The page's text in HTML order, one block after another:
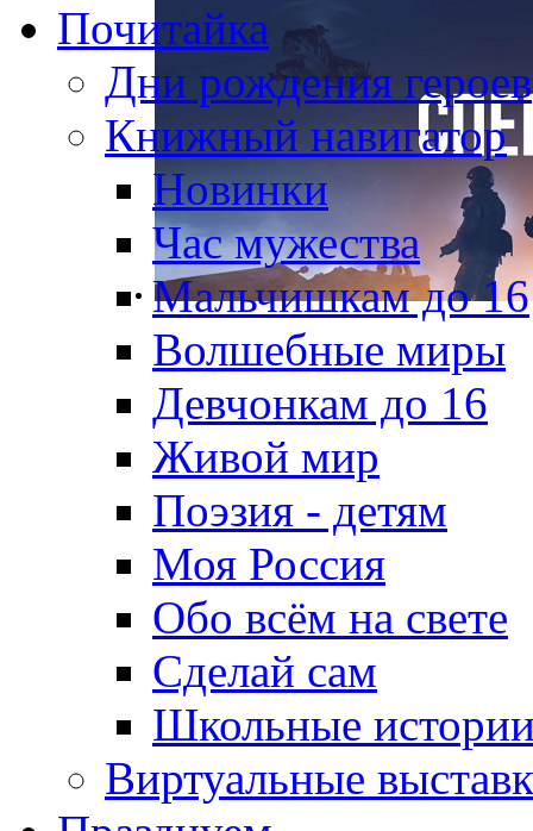
Почитайка
Дни рождения героев
Книжный навигатор
Новинки
Час мужества
Мальчишкам до 16
Волшебные миры
Девчонкам до 16
Живой мир
Поэзия - детям
Моя Россия
Обо всём на свете
Сделай сам
Школьные
Виртуальные